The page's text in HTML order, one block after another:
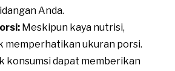
Anda.
Meskipun kaya nutrisi,
memperhatikan ukuran porsi.
konsumsi dapat memberikan